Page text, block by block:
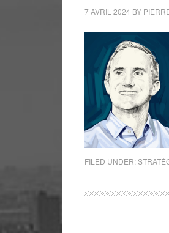
7 AVRIL 2024 BY
FILED UNDER: